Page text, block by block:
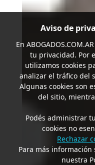
Aviso de
En ABOGADOS.COM.AR
tu privacidad. Por
utilizamos cookies
analizar el tráfico del
Algunas cookies son
del sitio,
Podés administrar
cookies no
Rechazar
Para más
nuestra